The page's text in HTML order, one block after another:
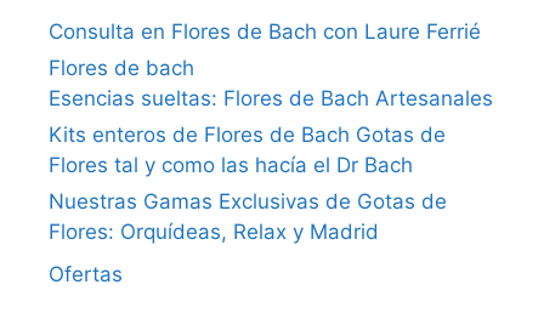
Consulta en Flores de Bach con Laure Ferrié
Flores de bach
Esencias sueltas: Flores de Bach Artesanales
Kits enteros de Flores de Bach Gotas de
Flores tal y como las hacía el Dr Bach
Nuestras Gamas Exclusivas de Gotas de
Flores: Orquídeas, Relax y Madrid
Ofertas